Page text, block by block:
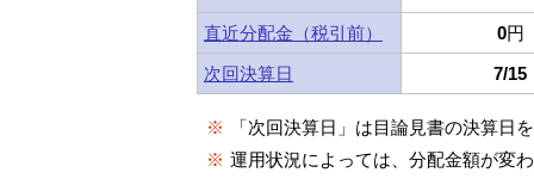
直近分配金（税引前） 0円
次回決算日
7/15
※
「次回決算日」は目論見書の決算日
※ 運用状況によっては、分配金額が変